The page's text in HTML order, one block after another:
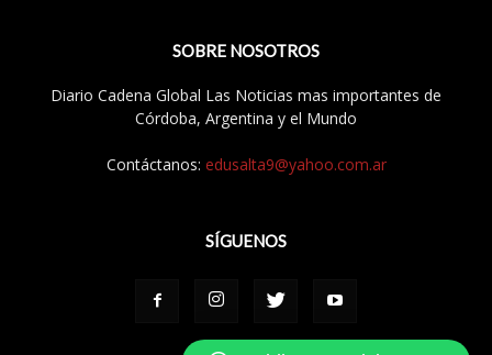
SOBRE NOSOTROS
Diario Cadena Global Las Noticias mas importantes de
Córdoba, Argentina y el Mundo
Contáctanos: edusalta9@yahoo.com.ar
SÍGUENOS